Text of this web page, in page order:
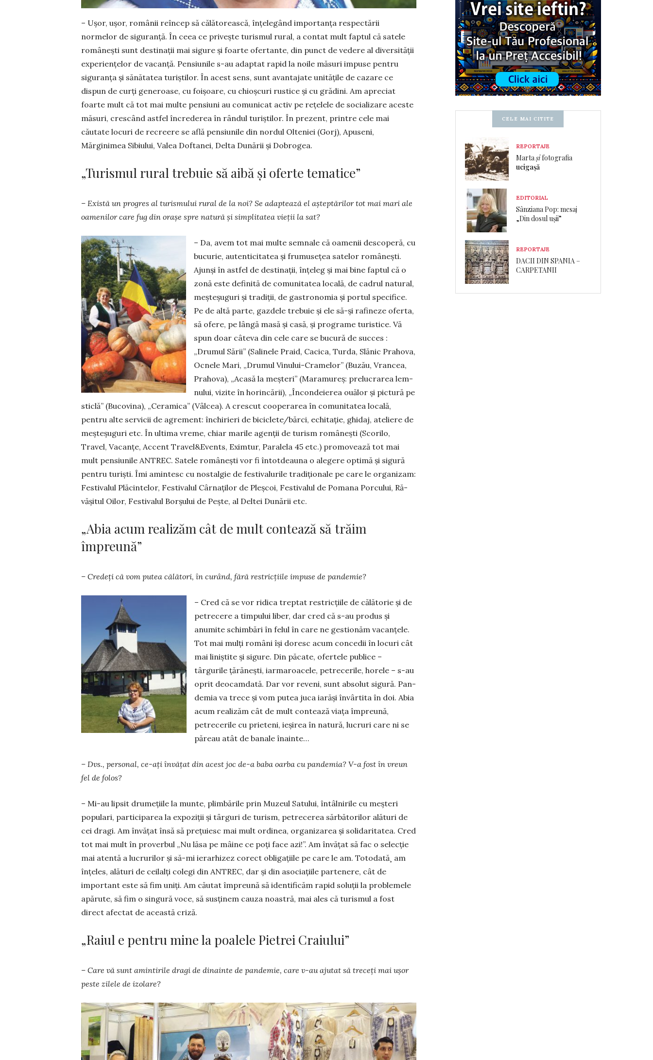
– Uşor, uşor, românii reîncep să călătorească, în­ţe­legând importanţa respectării
normelor de sigu­ranţă. În ceea ce privește turismul rural, a contat mult faptul că satele
româneşti sunt destinaţii mai si­gure şi foarte ofertante, din punct de vedere al diversităţii
experienţelor de vacanţă. Pensiunile s-au adaptat rapid la noile măsuri impuse pentru
siguranţa şi sănătatea turiştilor. În acest sens, sunt avantajate unităţile de cazare ce
dispun de curți ge­neroase, cu foişoa­re, cu chioşcuri rustice și cu gră­dini. Am apreciat
foarte mult că tot mai multe pen­siuni au comunicat activ pe reţelele de socializare aceste
măsuri, crescând astfel încrederea în rândul turiştilor. În prezent, printre cele mai
căutate locuri de recreere se află pensiunile din nordul Olteniei (Gorj), Apuseni,
Mărginimea Sibiului, Valea Dofta­nei, Delta Dunării şi Dobrogea.
„Turismul rural trebuie să aibă și oferte tematice”
– Există un progres al turismului rural de la noi? Se adaptează el aștep­tărilor tot mai mari ale
oamenilor care fug din orașe spre natură și sim­plitatea vieții la sat?
– Da, avem tot mai multe semnale că oamenii descoperă, cu
bucurie, autenticitatea și frumusețea satelor româneşti.
Ajunşi în astfel de destinaţii, înțe­leg şi mai bine faptul că o
zonă este definită de comunitatea locală, de cadrul natural,
meşteşuguri şi tradiţii, de gastronomia și portul specifice.
Pe de altă parte, gazdele trebuie și ele să-și rafineze ofer­ta,
să ofere, pe lângă masă și casă, și programe tu­ris­tice. Vă
spun doar câteva din cele care se bucură de succes :
„Drumul Sării” (Salinele Praid, Cacica, Turda, Slănic Prahova,
Ocnele Mari, „Dru­mul Vinului-Cramelor” (Buzău, Vrancea,
Prahova), „Aca­să la meşteri” (Maramureş: prelucrarea lem­
nului, vizite în horincării), „Încondeierea ouălor și pictură pe
sticlă” (Bucovina), „Ceramica” (Vâl­cea). A crescut cooperarea în comunitatea locală,
pentru alte servicii de agrement: închirieri de bici­clete/bărci, echitaţie, ghi­daj, ateliere de
meş­teşu­guri etc. În ultima vreme, chiar marile agenţii de tu­rism românești (Sco­rilo,
Travel, Vacanţe, Accent Travel&Events, Eximtur, Paralela 45 etc.) promo­vează tot mai
mult pensiunile ANTREC. Sa­tele româneşti vor fi întotdeauna o alegere optimă şi si­gură
pentru turişti. Îmi amintesc cu nostalgie de fes­tivalurile tradiţionale pe care le organizam:
Fes­tivalul Plăcintelor, Festivalul Cârnaţilor de Pleş­coi, Festivalul de Pomana Porcului, Ră­
văşitul Oilor, Festivalul Borşului de Peşte, al Deltei Dunării etc.
„Abia acum realizăm cât de mult contează să trăim
împreună”
– Credeți că vom putea călători, în cu­rând, fără restricțiile impuse de pandemie?
– Cred că se vor ridica treptat restricțiile de călătorie şi de
petrecere a timpului liber, dar cred că s-au produs și
anumite schim­bări în felul în care ne gestionăm vacanțele.
Tot mai mulţi români îşi doresc acum con­cedii în locuri cât
mai liniștite și sigure. Din păcate, ofertele publice –
târgurile țărănești, iarmaroacele, petrecerile, horele – s-au
oprit deocamdată. Dar vor reveni, sunt absolut sigură. Pan­
demia va trece și vom putea juca iarăși învârtita în doi. Abia
acum realizăm cât de mult contează via­ța împreună,
petrecerile cu prie­teni, ieșirea în natură, lucruri care ni se
pă­reau atât de banale înainte…
– Dvs., personal, ce-ați învățat din acest joc de-a baba oarba cu pande­mia? V-a fost în vreun
fel de folos?
– Mi-au lipsit drumețiile la munte, plimbările prin Muzeul Satului, întâl­ni­rile cu meșteri
populari, participarea la expoziţii şi târguri de turism, petre­cerea sărbătorilor alături de
cei dragi. Am învățat însă să prețuiesc mai mult ordinea, organizarea și solidaritatea. Cred
tot mai mult în proverbul „Nu lăsa pe mâine ce poţi face azi!”. Am învățat să fac o selecție
mai atentă a lucrurilor și să-mi ierarhizez corect obli­gațiile pe care le am. Totodată¸ am
înțeles, alături de ceilalţi colegi din ANTREC, dar şi din asociaţiile parte­nere, cât de
important este să fim uniţi. Am căutat împreună să identificăm rapid soluţii la problemele
apărute, să fim o singură voce, să susţinem cauza noastră, mai ales că turis­mul a fost
direct afectat de această criză.
„Raiul e pentru mine la poalele Pietrei Craiului”
– Care vă sunt amintirile dragi de dinainte de pandemie, care v-au ajutat să treceți mai ușor
peste zilele de izolare?
CELE MAI CITITE
REPORTAJE
Martașifotografia
ucigașă
EDITORIAL
Sânziana Pop: mesaj
„Din dosul ușii”
REPORTAJE
DACII DIN SPANIA –
CARPETANII